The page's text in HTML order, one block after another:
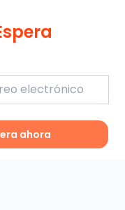
ahora